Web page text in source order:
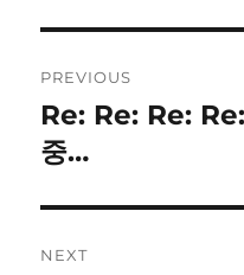
navigation
PREVIOUS
Previous
post:
Re: Re: Re:
중…
NEXT